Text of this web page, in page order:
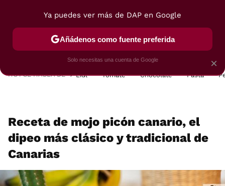
POSTRES VIAJES SELECCIÓN VEGUI
HOY SE HABLA DE Lidl Tomate Chocolate Pasta
Receta de mojo picón canario, el
dipeo más clásico y tradicional de
Canarias
×
Ya puedes ver más de DAP en Google
Añádenos como fuente preferida
Solo necesitas una cuenta de Google